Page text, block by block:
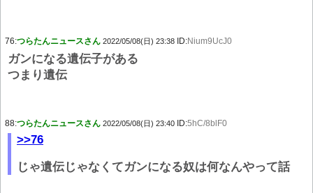
76:つらたんニュースさん 2022/05/08(日) 23:38 ID:Nium9UcJ0
ガンになる遺伝子がある
つまり遺伝
88:つらたんニュースさん 2022/05/08(日) 23:40 ID:5hC/8blF0
>>76
じゃ遺伝じゃなくてガンになる奴は何なんやって話